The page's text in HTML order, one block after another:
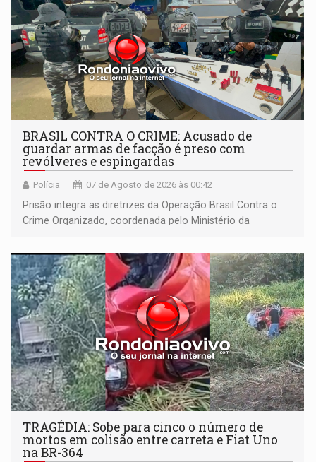
BRASIL CONTRA O CRIME: Acusado de
guardar armas de facção é preso com
revólveres e espingardas
Polícia 07 de Agosto de 2026 às 00:42
Prisão integra as diretrizes da Operação Brasil Contra o
Crime Organizado, coordenada pelo Ministério da
TRAGÉDIA: Sobe para cinco o número de
mortos em colisão entre carreta e Fiat Uno
na BR-364